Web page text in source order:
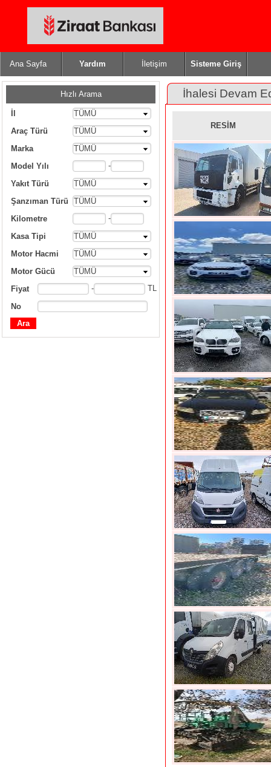
Ana Sayfa Yardım İletişim Sisteme Giriş
Hızlı Arama
TÜMÜ
Araç Türü
TÜMÜ
Marka
TÜMÜ
Model Yılı
-
Yakıt Türü
TÜMÜ
Şanzıman Türü
TÜMÜ
Kilometre
-
Kasa Tipi
TÜMÜ
Motor Hacmi
TÜMÜ
Motor Gücü
TÜMÜ
Fiyat
- TL
No
İhalesi Devam
RESİM